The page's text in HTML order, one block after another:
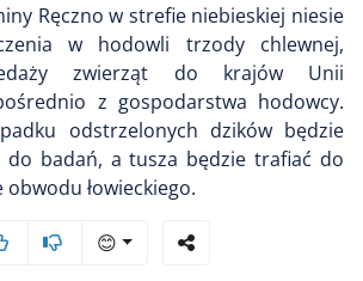
Ręczno w strefie niebieskiej niesie
w hodowli trzody chlewnej,
zwierząt do krajów Unii
z gospodarstwa hodowcy.
odstrzelonych dzików będzie
do badań, a tusza będzie trafiać do
łowieckiego.
😊